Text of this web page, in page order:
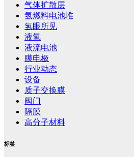
气体扩散层
氢燃料电池堆
氢眼所见
液氢
液流电池
膜电极
行业动态
设备
质子交换膜
阀门
隔膜
高分子材料
标签